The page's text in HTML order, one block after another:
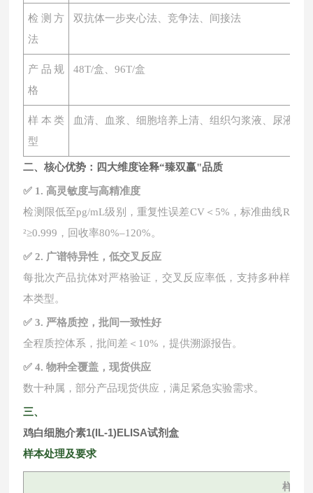
检测方
法
双抗体一步夹心法、竞争法、间接法
产品规
格
48T/盒、96T/盒
样本类
型
血清、血浆、细胞培养上清、组织匀浆液、尿液、
二、核心优势：四大维度诠释“臻双赢"品质
✅ 1. 高灵敏度与高精准度
检测限低至pg/mL级别，重复性误差CV＜5%，标准曲线R
²≥0.999，回收率80%–120%。
✅ 2. 广谱特异性，低交叉反应
每批次产品抗体对严格验证，交叉反应率低，支持多种样
本类型。
✅ 3. 严格质控，批间一致性好
全程质控体系，批间差＜ 10%，提供溯源报告。
✅ 4. 物种全覆盖，现货供应
数十种属，部分产品现货供应，满足紧急实验需求。
三、
鸡白细胞介素1(IL-1)ELISA试剂盒
样本处理及要求
样本